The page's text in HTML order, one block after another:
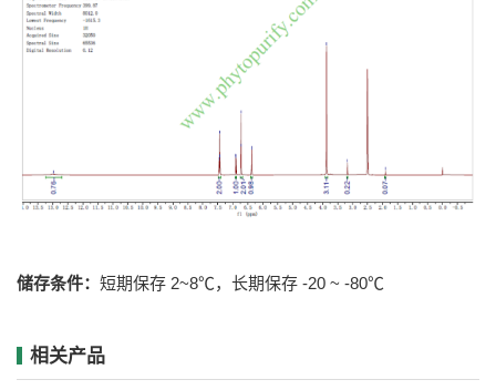
储存条件： 短期保存 2~8℃，长期保存 -20 ~ -80℃
相关产品